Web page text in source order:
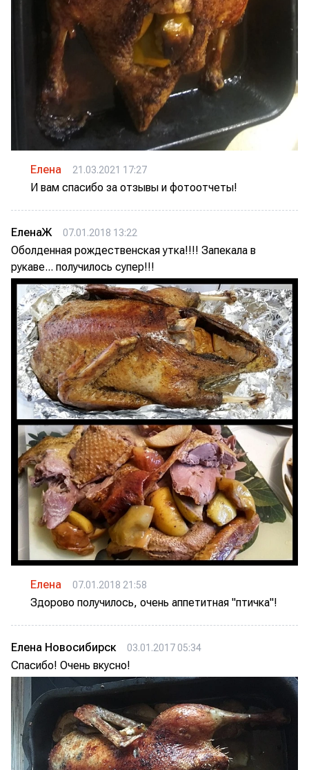
Елена 21.03.2021 17:27
И вам спасибо за отзывы и фотоотчеты!
ЕленаЖ 07.01.2018 13:22
Оболденная рождественская утка!!!! Запекала в
рукаве... получилось супер!!!
Елена 07.01.2018 21:58
Здорово получилось, очень аппетитная "птичка"!
Елена Новосибирск 03.01.2017 05:34
Спасибо! Очень вкусно!